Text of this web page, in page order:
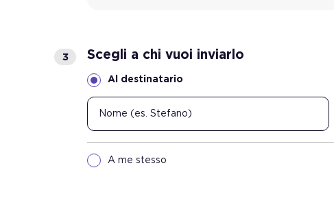
Scegli a chi vuoi inviarlo
Al destinatario
A me stesso